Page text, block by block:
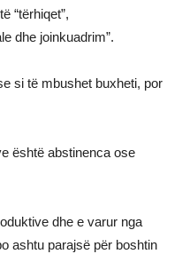
“tërhiqet”,
dhe joinkuadrim”.
si të mbushet buxheti, por
është abstinenca ose
dhe e varur nga
ashtu parajsë për boshtin